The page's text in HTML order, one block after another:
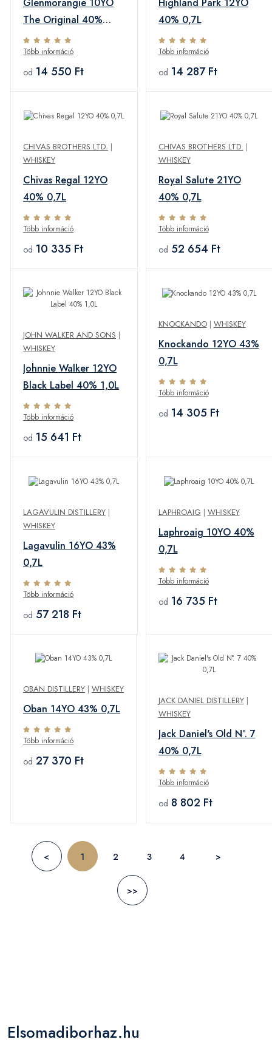
Glenmorangie 10YO
The Original 40%
0,7L
Több információ
od 14 550 Ft
Highland Park 12YO
40% 0,7L
Több információ
od 14 287 Ft
CHIVAS BROTHERS LTD. |
WHISKEY
Chivas Regal 12YO
40% 0,7L
Több információ
od 10 335 Ft
CHIVAS BROTHERS LTD. |
WHISKEY
Royal Salute 21YO
40% 0,7L
Több információ
od 52 654 Ft
JOHN WALKER AND SONS |
WHISKEY
Johnnie Walker 12YO
Black Label 40% 1,0L
Több információ
od 15 641 Ft
KNOCKANDO| WHISKEY
Knockando 12YO 43%
0,7L
Több információ
od 14 305 Ft
LAGAVULIN DISTILLERY |
WHISKEY
Lagavulin 16YO 43%
0,7L
Több információ
od 57 218 Ft
LAPHROAIG | WHISKEY
Laphroaig 10YO 40%
0,7L
Több információ
od 16 735 Ft
OBAN DISTILLERY | WHISKEY
Oban 14YO 43% 0,7L
Több információ
od 27 370 Ft
JACK DANIEL DISTILLERY|
WHISKEY
Jack Daniel's Old N°. 7
40% 0,7L
Több információ
od 8 802 Ft
< 1 2 3 4 >
>>
Elsomadiborhaz.hu